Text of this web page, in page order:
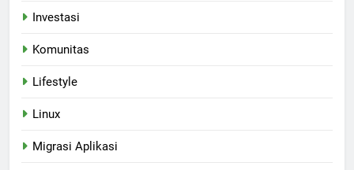
Investasi
Komunitas
Lifestyle
Linux
Migrasi Aplikasi